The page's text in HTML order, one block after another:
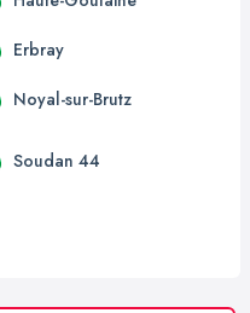
Erbray
Noyal-sur-Brutz
Soudan 44